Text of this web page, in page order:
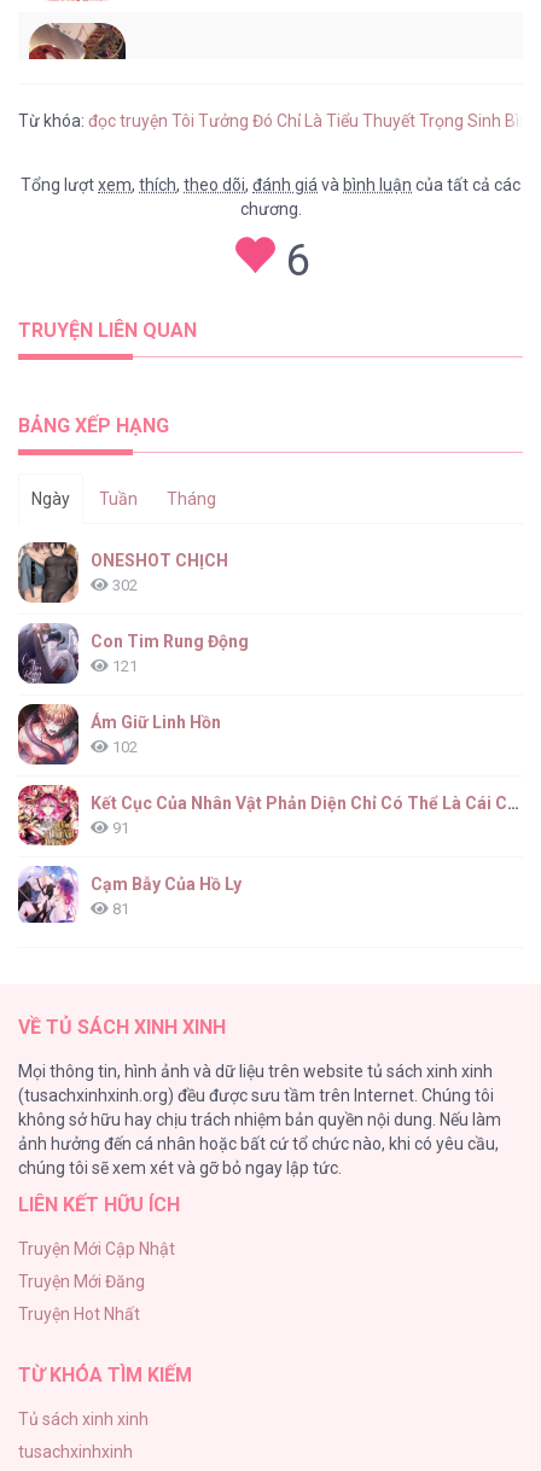
Sinh Bình Thường [...] – Chap 61
Sinh Bình Thường [...] – Chap 59
Sinh Bình Thường [...] – Chap 58
Sinh Bình Thường [...] – Chap 57
Sinh Bình Thường [...] – Chap 56
Tôi Tưởng Đó Chỉ Là Tiểu Thuyết Trọng
Từ khóa: đọc truyện Tôi Tưởng Đó Chỉ Là Tiểu Thuyết Trọng Sinh
Tổng lượtxem, thích, theo dõi, đánh giá và bình luận của tất cả các
chương.
6
TRUYỆN LIÊN QUAN
BẢNG XẾP HẠNG
Ngày Tuần Tháng
ONESHOT CHỊCH
302
Con Tim Rung Động
121
Ám Giữ Linh Hồn
102
Kết Cục Của Nhân Vật Phản Diện Chỉ Có Thể Là Cái Chết
91
Cạm Bẫy Của Hồ Ly
81
79
Tôi Trở Thành Vú Nuôi Của Đám Nhóc Quỷ
72
Hãy Chết Trong Vòng Tay Tôi
Nắc Ná Thở
64
VỀ TỦ SÁCH XINH XINH
Mọi thông tin, hình ảnh và dữ liệu trên website tủ sách xinh xinh
(tusachxinhxinh.org) đều được sưu tầm trên Internet. Chúng tôi
không sở hữu hay chịu trách nhiệm bản quyền nội dung. Nếu làm
ảnh hưởng đến cá nhân hoặc bất cứ tổ chức nào, khi có yêu cầu,
chúng tôi sẽ xem xét và gỡ bỏ ngay lập tức.
LIÊN KẾT HỮU ÍCH
Truyện Mới Cập Nhật
Truyện Mới Đăng
Truyện Hot Nhất
TỪ KHÓA TÌM KIẾM
Tủ sách xinh xinh
tusachxinhxinh